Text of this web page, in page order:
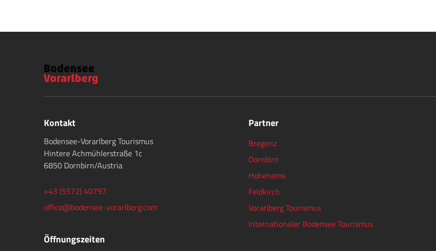
Kontakt
Bodensee-Vorarlberg Tourismus
Hintere Achmühlerstraße 1c
6850 Dornbirn/Austria
+43 (5572) 40797
office@bodensee-vorarlberg.com
Öffnungszeiten
Partner
Bregenz
Dornbirn
Hohenems
Feldkirch
Vorarlberg Tourismus
Internationaler Bodensee Tourismus